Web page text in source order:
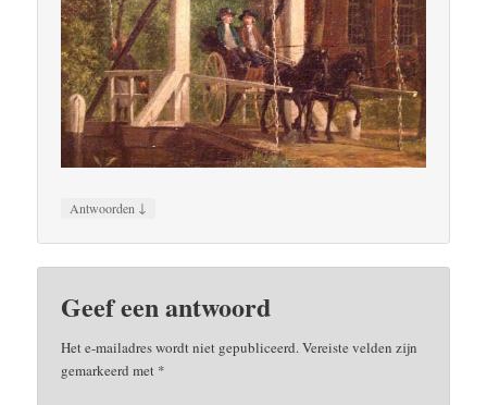
Antwoorden ↓
Geef een antwoord
Het e-mailadres wordt niet gepubliceerd.Vereiste velden zijn
gemarkeerd met *